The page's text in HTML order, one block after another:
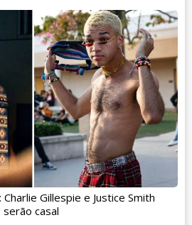
Gillespie e Justice Smith
serão casal